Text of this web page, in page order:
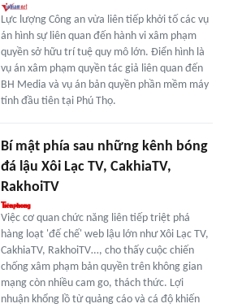
Lực lượng Công an vừa liên tiếp khởi tố các vụ
án hình sự liên quan đến hành vi xâm phạm
quyền sở hữu trí tuệ quy mô lớn. Điển hình là
vụ án xâm phạm quyền tác giả liên quan đến
BH Media và vụ án bản quyền phần mềm máy
tính đầu tiên tại Phú Thọ.
Bí mật phía sau những kênh bóng
đá lậu Xôi Lạc TV, CakhiaTV,
RakhoiTV
Việc cơ quan chức năng liên tiếp triệt phá
hàng loạt 'đế chế' web lậu lớn như Xôi Lạc TV,
CakhiaTV, RakhoiTV…, cho thấy cuộc chiến
chống xâm phạm bản quyền trên không gian
mạng còn nhiều cam go, thách thức. Lợi
nhuận khổng lồ từ quảng cáo và cá độ khiến